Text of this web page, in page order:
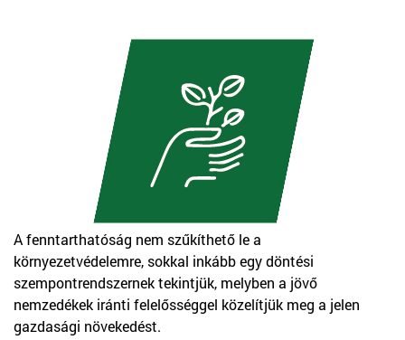
A fenntarthatóság nem szűkíthető le a
környezetvédelemre, sokkal inkább egy döntési
szempontrendszernek tekintjük, melyben a jövő
nemzedékek iránti felelősséggel közelítjük meg a jelen
gazdasági növekedést.